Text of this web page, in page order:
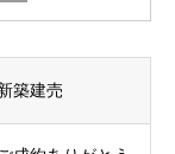
築建売